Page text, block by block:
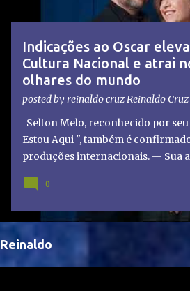
Indicações ao Oscar
Cultura Nacional e atrai
olhares do mundo
posted by reinaldo cruz Reinaldo Cruz
Selton Melo, reconhecido por
Estou Aqui ", também é
produções internacionais. -- Sua
Brasil, abrindo portas para novas
a representação brasileira no
0
Reinaldo